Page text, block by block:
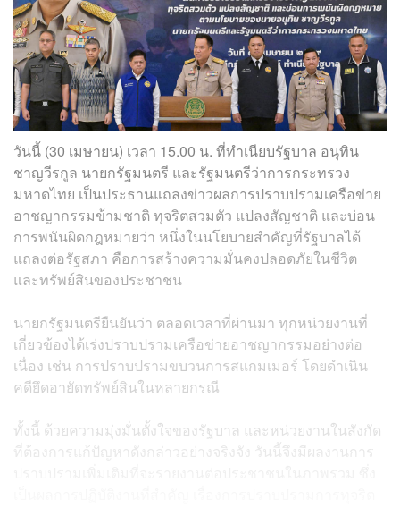
วันนี้ (30 เมษายน) เวลา 15.00 น. ที่ทำเนียบรัฐบาล อนุทิน
ชาญวีรกูล นายกรัฐมนตรี และรัฐมนตรีว่าการกระทรวง
มหาดไทย เป็นประธานแถลงข่าวผลการปราบปรามเครือข่าย
อาชญากรรมข้ามชาติ ทุจริตสวมตัว แปลงสัญชาติ และบ่อน
การพนันผิดกฎหมายว่า หนึ่งในนโยบายสำคัญที่รัฐบาลได้
แถลงต่อรัฐสภา คือการสร้างความมั่นคงปลอดภัยในชีวิต
และทรัพย์สินของประชาชน
นายกรัฐมนตรียืนยันว่า ตลอดเวลาที่ผ่านมา ทุกหน่วยงานที่
เกี่ยวข้องได้เร่งปราบปรามเครือข่ายอาชญากรรมอย่างต่อ
เนื่อง เช่น การปราบปรามขบวนการสแกมเมอร์ โดยดำเนิน
คดียึดอายัดทรัพย์สินในหลายกรณี
ทั้งนี้ ด้วยความมุ่งมั่นตั้งใจของรัฐบาล และหน่วยงานในสังกัด
ที่ต้องการแก้ปัญหาดังกล่าวอย่างจริงจัง วันนี้จึงมีผลงานการ